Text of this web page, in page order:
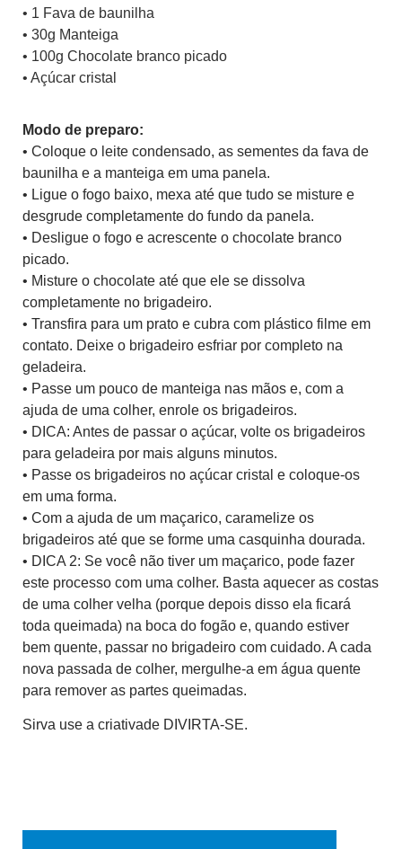
• 1 Fava de baunilha
• 30g Manteiga
• 100g Chocolate branco picado
• Açúcar cristal
Modo de preparo:
• Coloque o leite condensado, as sementes da fava de
baunilha e a manteiga em uma panela.
• Ligue o fogo baixo, mexa até que tudo se misture e
desgrude completamente do fundo da panela.
• Desligue o fogo e acrescente o chocolate branco
picado.
• Misture o chocolate até que ele se dissolva
completamente no brigadeiro.
• Transfira para um prato e cubra com plástico filme em
contato. Deixe o brigadeiro esfriar por completo na
geladeira.
• Passe um pouco de manteiga nas mãos e, com a
ajuda de uma colher, enrole os brigadeiros.
• DICA: Antes de passar o açúcar, volte os brigadeiros
para geladeira por mais alguns minutos.
• Passe os brigadeiros no açúcar cristal e coloque-os
em uma forma.
• Com a ajuda de um maçarico, caramelize os
brigadeiros até que se forme uma casquinha dourada.
• DICA 2: Se você não tiver um maçarico, pode fazer
este processo com uma colher. Basta aquecer as costas
de uma colher velha (porque depois disso ela ficará
toda queimada) na boca do fogão e, quando estiver
bem quente, passar no brigadeiro com cuidado. A cada
nova passada de colher, mergulhe-a em água quente
para remover as partes queimadas.
Sirva use a criativade DIVIRTA-SE.